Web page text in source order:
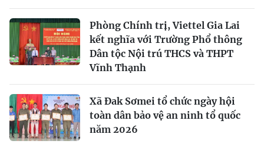
Phòng Chính trị, Viettel Gia Lai
kết nghĩa với Trường Phổ thông
Dân tộc Nội trú THCS và THPT
Vĩnh Thạnh
Xã Đak Sơmei tổ chức ngày hội
toàn dân bảo vệ an ninh tổ quốc
năm 2026